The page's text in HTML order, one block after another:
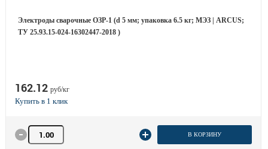
Электроды сварочные ОЗР-1 (d 5 мм; упаковка 6.5 кг; МЭЗ | ARCUS;
ТУ 25.93.15-024-16302447-2018 )
162.12 руб/кг
Количество товара В КОРЗИНУ